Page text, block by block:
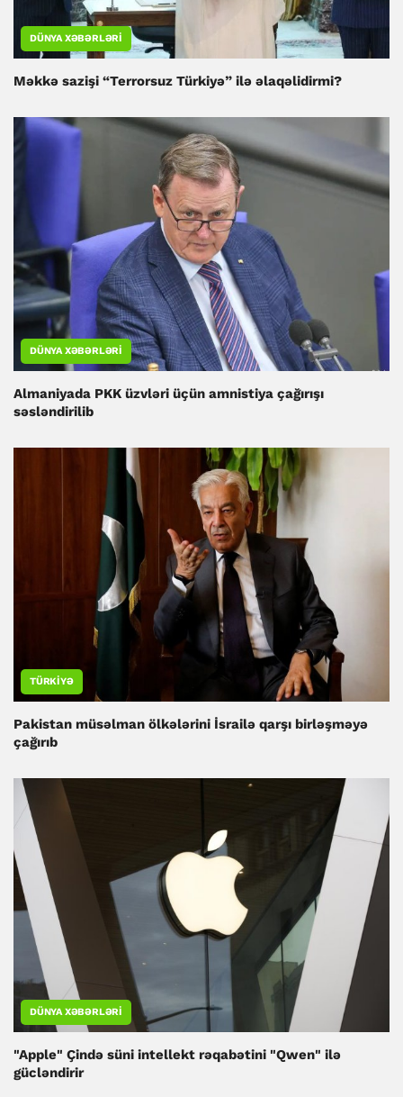
DÜNYA XƏBƏRLƏRI
Məkkə sazişi “Terrorsuz Türkiyə” ilə əlaqəlidirmi?
DÜNYA XƏBƏRLƏRI
Almaniyada PKK üzvləri üçün amnistiya çağırışı
səsləndirilib
TÜRKIYƏ
Pakistan müsəlman ölkələrini İsrailə qarşı birləşməyə
çağırıb
DÜNYA XƏBƏRLƏRI
"Apple" Çində süni intellekt rəqabətini "Qwen" ilə
gücləndirir